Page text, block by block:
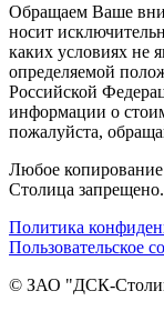
Обращаем Ваше
носит
каких условиях не
определяемой
Российской
информации о
пожалуйста,
Любое
Столица запрещено.
Политика
Пользовательское
© ЗАО "ДСК-